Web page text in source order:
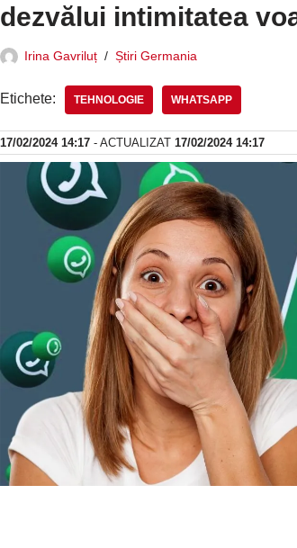
dezvălui intimitatea
Irina Gavriluț Știri Germania
Etichete: TEHNOLOGIE WHATSAPP
17/02/2024 14:17 - ACTUALIZAT 17/02/2024 14:17